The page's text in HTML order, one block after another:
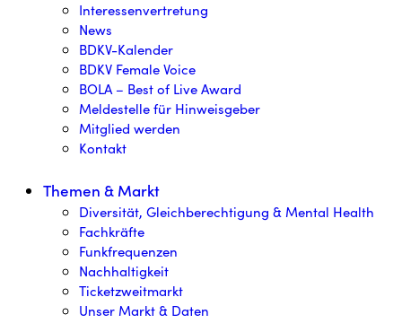
Interessenvertretung
News
BDKV-Kalender
BDKV Female Voice
BOLA – Best of Live Award
Meldestelle für Hinweisgeber
Mitglied werden
Kontakt
Themen & Markt
Diversität, Gleichberechtigung & Mental Health
Fachkräfte
Funkfrequenzen
Nachhaltigkeit
Ticketzweitmarkt
Unser Markt & Daten